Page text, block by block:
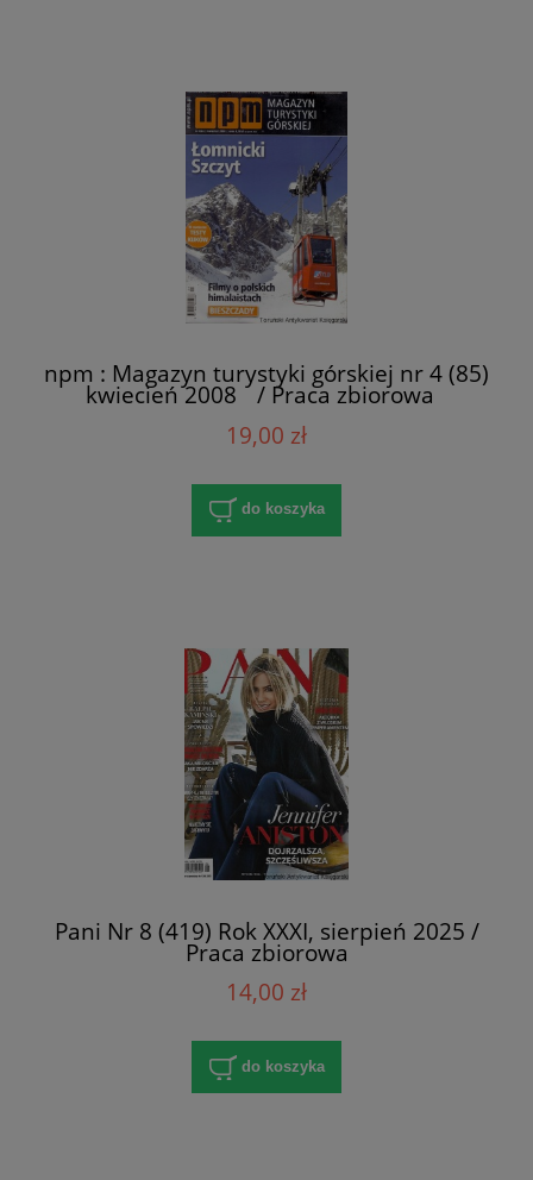
npm : Magazyn turystyki górskiej nr 4 (85)
kwiecień 2008 / Praca zbiorowa
19,00 zł
do koszyka
Pani Nr 8 (419) Rok XXXI, sierpień 2025 /
Praca zbiorowa
14,00 zł
do koszyka